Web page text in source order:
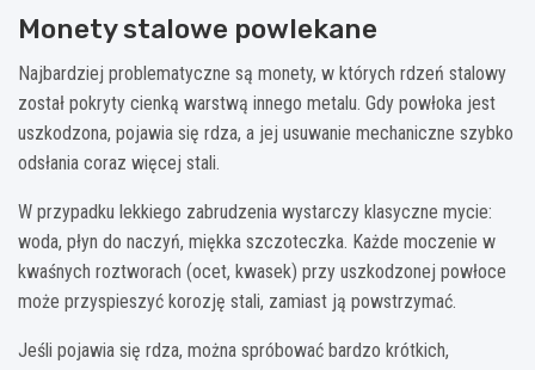
Monety stalowe powlekane
Najbardziej problematyczne są monety, w których rdzeń stalowy
został pokryty cienką warstwą innego metalu. Gdy powłoka jest
uszkodzona, pojawia się rdza, a jej usuwanie mechaniczne szybko
odsłania coraz więcej stali.
W przypadku lekkiego zabrudzenia wystarczy klasyczne mycie:
woda, płyn do naczyń, miękka szczoteczka. Każde moczenie w
kwaśnych roztworach (ocet, kwasek) przy uszkodzonej powłoce
może przyspieszyć korozję stali, zamiast ją powstrzymać.
Jeśli pojawia się rdza, można spróbować bardzo krótkich,